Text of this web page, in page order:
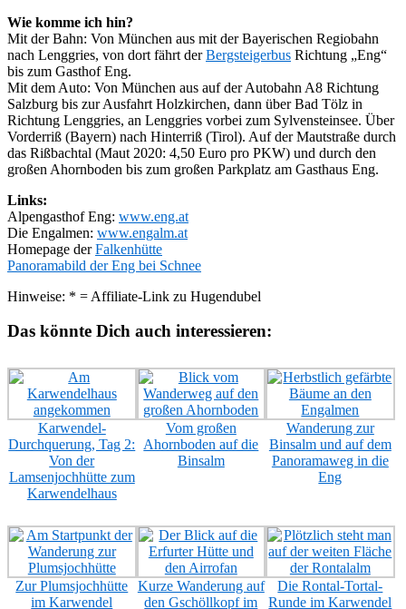
Wie komme ich hin?
Mit der Bahn: Von München aus mit der Bayerischen Regiobahn
nach Lenggries, von dort fährt derBergsteigerbus Richtung „Eng“
bis zum Gasthof Eng.
Mit dem Auto: Von München aus auf der Autobahn A8 Richtung
Salzburg bis zur Ausfahrt Holzkirchen, dann über Bad Tölz in
Richtung Lenggries, an Lenggries vorbei zum Sylvensteinsee. Über
Vorderriß (Bayern) nach Hinterriß (Tirol). Auf der Mautstraße durch
das Rißbachtal (Maut 2020: 4,50 Euro pro PKW) und durch den
großen Ahornboden bis zum großen Parkplatz am Gasthaus Eng.
Links:
Alpengasthof Eng: www.eng.at
Die Engalmen: www.engalm.at
Homepage derFalkenhütte
Panoramabild der Eng bei Schnee
Hinweise: * = Affiliate-Link zu Hugendubel
Das könnte Dich auch interessieren:
Karwendel-
Durchquerung, Tag 2:
Von der
Lamsenjochhütte zum
Karwendelhaus
Vom großen
Ahornboden auf die
Binsalm
Wanderung zur
Binsalm und auf dem
Panoramaweg in die
Eng
Zur Plumsjochhütte
im Karwendel
Kurze Wanderung auf
den Gschöllkopf im
Die Rontal-Tortal-
Runde im Karwendel